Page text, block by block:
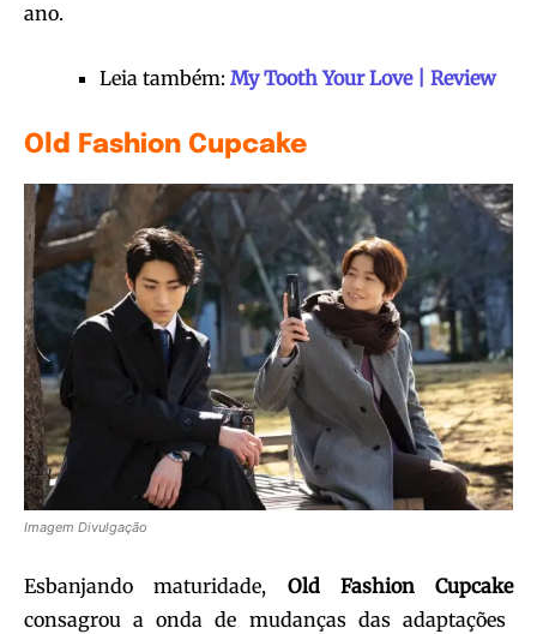
ano.
Leia também: My Tooth Your Love | Review
Old Fashion Cupcake
Imagem Divulgação
Esbanjando maturidade, Old Fashion Cupcake
consagrou a onda de mudanças das adaptações